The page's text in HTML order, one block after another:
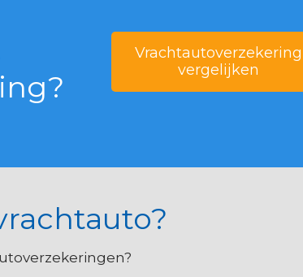
Vrachtautoverzekering
vergelijken